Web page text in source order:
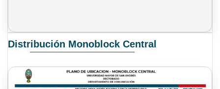
Distribución Monoblock Central